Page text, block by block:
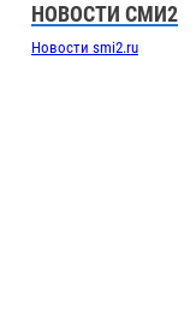
НОВОСТИ СМИ2
Новости smi2.ru